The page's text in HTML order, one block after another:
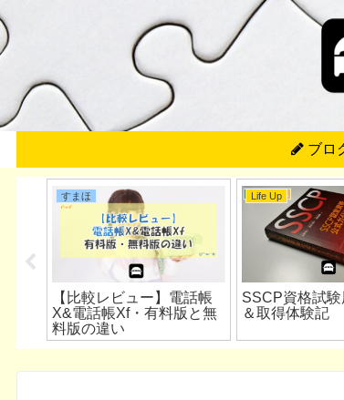
ブロ
すまほ
【比較レビュー】電話帳
X&電話帳Xf・有料版と無
料版の違い
Life Up
SSCP資格試
＆取得体験記